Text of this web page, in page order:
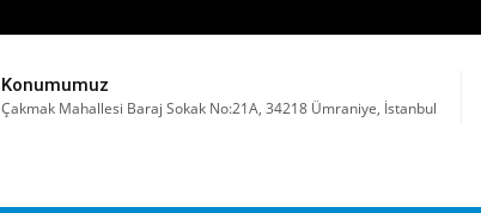
Konumumuz
Çakmak Mahallesi Baraj Sokak No:21A, 34218 Ümraniye, İstanbul